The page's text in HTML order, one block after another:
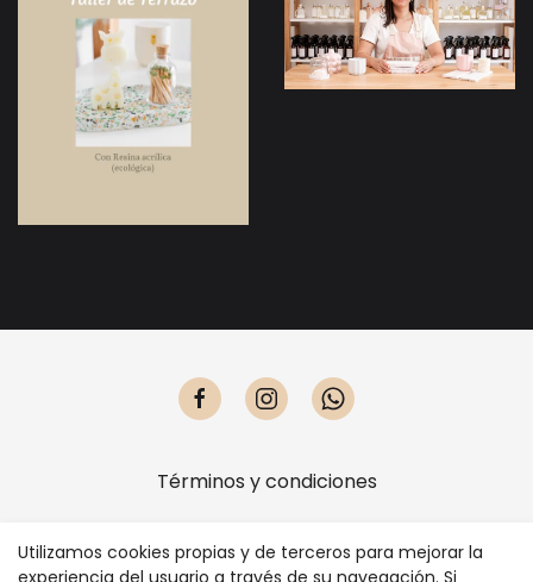
Términos y condiciones
Política de privacidad
Utilizamos cookies propias y de terceros para mejorar la
experiencia del usuario a través de su navegación. Si